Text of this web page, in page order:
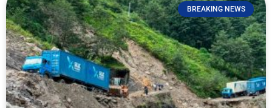
BREAKING NEWS